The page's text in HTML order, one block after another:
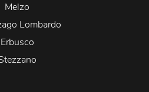
Melzo
Lombardo
Erbusco